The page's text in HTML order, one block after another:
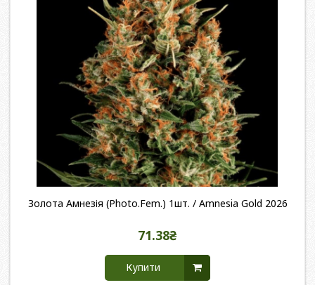
Золота Амнезія (Photo.Fem.) 1шт. / Amnesia Gold 2026
71.38₴
Купити